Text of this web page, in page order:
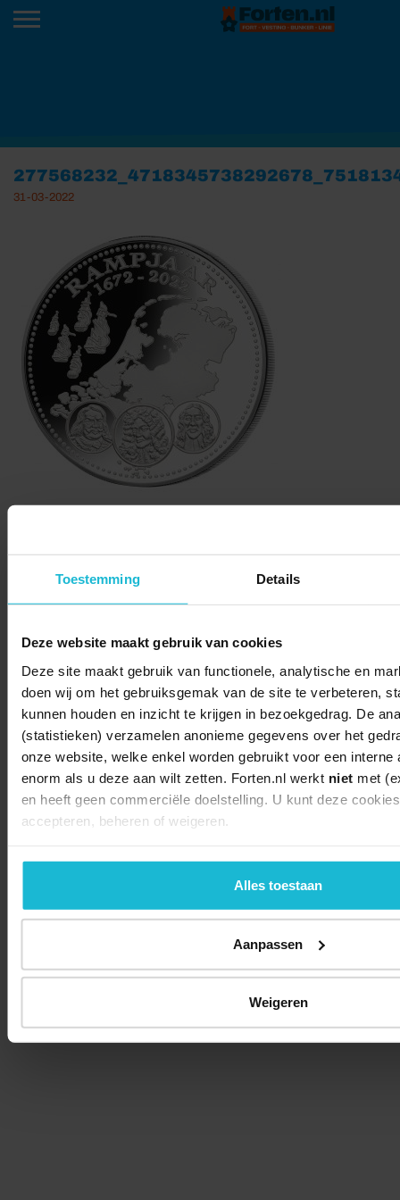
Toestemming Details
Deze website maakt gebruik van cookies
Deze site maakt gebruik van functionele, analytische en
doen wij om het gebruiksgemak van de site te verbeteren,
kunnen houden en inzicht te krijgen in bezoekgedrag. De
(statistieken) verzamelen anonieme gegevens over het
onze website, welke enkel worden gebruikt voor een interne
enorm als u deze aan wilt zetten. Forten.nl werkt niet met
en heeft geen commerciële doelstelling. U kunt deze
accepteren, beheren of weigeren.
Alles toestaan
Aanpassen
Weigeren
31-03-2022
© 2026 Stichting Forten Nederland
Over ons
Doneer nu Disclaimer
Contact
Forten.nl wordt ondersteund door de